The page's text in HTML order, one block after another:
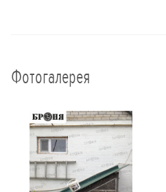
Фотогалерея